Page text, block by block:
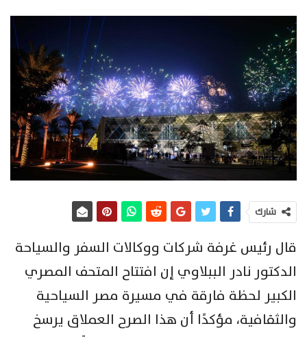
شارك
قال رئيس غرفة شركات ووكالات السفر والسياحة
الدكتور نادر الببلاوي إن افتتاح المتحف المصري
الكبير لحظة فارقة في مسيرة مصر السياحية
والثقافية، مؤكدًا أن هذا الصرح العملاق يرسخ